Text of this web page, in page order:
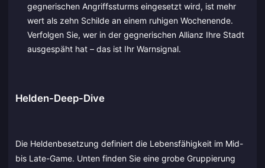
gegnerischen Angriffssturms eingesetzt wird, ist mehr
wert als zehn Schilde an einem ruhigen Wochenende.
Verfolgen Sie, wer in der gegnerischen Allianz Ihre Stadt
ausgespäht hat – das ist Ihr Warnsignal.
Helden-Deep-Dive
Die Heldenbesetzung definiert die Lebensfähigkeit im Mid-
bis Late-Game. Unten finden Sie eine grobe Gruppierung